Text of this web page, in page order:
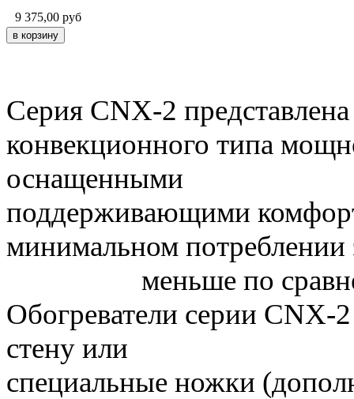
9 375,00 руб
Серия CNX-2
конвекционного типа
оснащенными
поддерживающими
минимальном
меньше по
Обогреватели серии CNX-
стену или
специальные ножки